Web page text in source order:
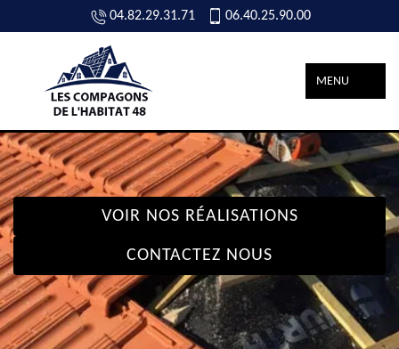
04.82.29.31.71 06.40.25.90.00
MENU
VOIR NOS RÉALISATIONS
CONTACTEZ NOUS